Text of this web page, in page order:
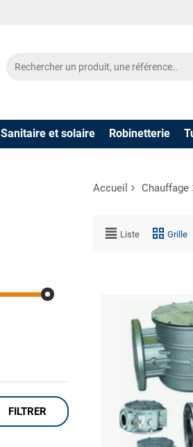
Sanitaire et solaire Robinetterie
FILTRER
Accueil Chauffage
Liste Grille